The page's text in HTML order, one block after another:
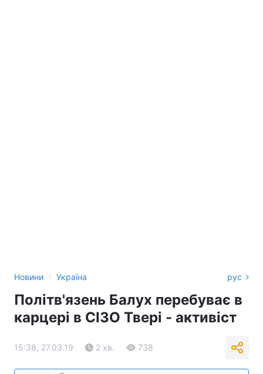
Новини › Україна рус
Політв'язень Балух перебуває в
карцері в СІЗО Твері - активіст
15:38, 27.03.19 2 хв. 738